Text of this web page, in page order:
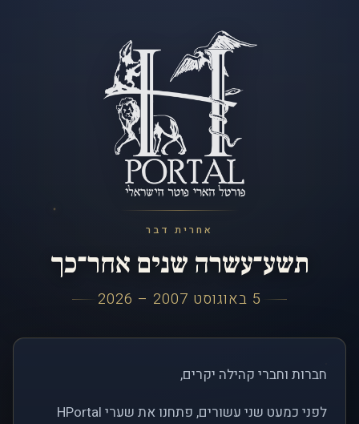
אחרית דבר
תשע־עשרה שנים אחר־כך
5 באוגוסט 2007 – 2026
חברות וחברי קהילה יקרים,
לפני כמעט שני עשורים, פתחנו את שערי HPortal